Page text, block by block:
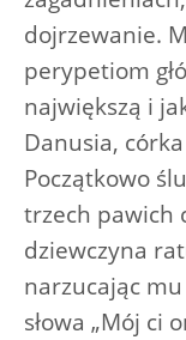
dojrzewanie.
perypetiom
największą i
Danusia,
Początkowo
trzech pawich
dziewczyna
narzucając
słowa „Mój ci